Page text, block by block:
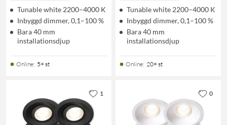
Tunable white 2200–4000 K
Inbyggd dimmer, 0,1–100 %
Bara 40 mm
installationsdjup
Online: 5+ st
Tunable white 2200–4000 K
Inbyggd dimmer, 0,1–100 %
Bara 40 mm
installationsdjup
Online: 20+ st
1 0